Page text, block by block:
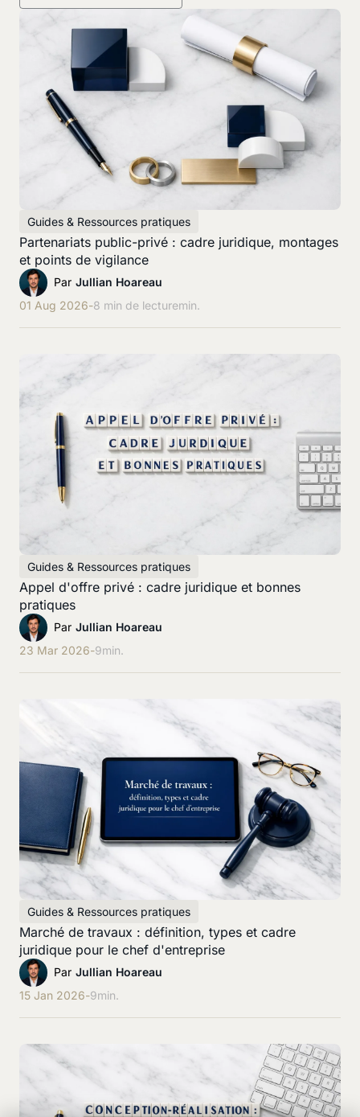
Guides & Ressources pratiques
Partenariats public-privé : cadre juridique, montages
et points de vigilance
Par Jullian Hoareau
01 Aug 2026-8 min de lecturemin.
Guides & Ressources pratiques
Appel d'offre privé : cadre juridique et bonnes
pratiques
Par Jullian Hoareau
23 Mar 2026-9min.
Guides & Ressources pratiques
Marché de travaux : définition, types et cadre
juridique pour le chef d'entreprise
Par Jullian Hoareau
15 Jan 2026-9min.